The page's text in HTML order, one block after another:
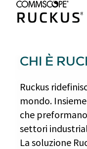
CHI È
Ruckus
mondo.
che
settori
La soluzione